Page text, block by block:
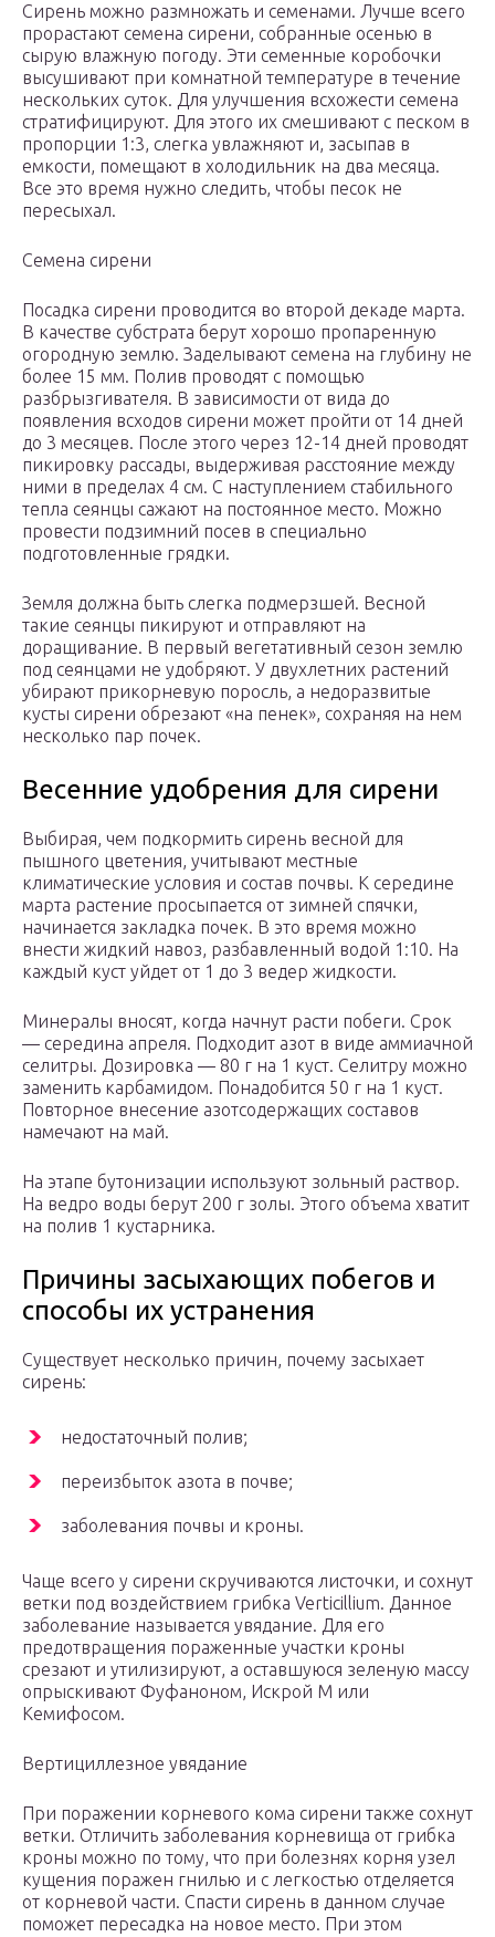
Сирень можно размножать и семенами. Лучше всего
прорастают семена сирени, собранные осенью в
сырую влажную погоду. Эти семенные коробочки
высушивают при комнатной температуре в течение
нескольких суток. Для улучшения всхожести семена
стратифицируют. Для этого их смешивают с песком в
пропорции 1:3, слегка увлажняют и, засыпав в
емкости, помещают в холодильник на два месяца.
Все это время нужно следить, чтобы песок не
пересыхал.
Семена сирени
Посадка сирени проводится во второй декаде марта.
В качестве субстрата берут хорошо пропаренную
огородную землю. Заделывают семена на глубину не
более 15 мм. Полив проводят с помощью
разбрызгивателя. В зависимости от вида до
появления всходов сирени может пройти от 14 дней
до 3 месяцев. После этого через 12-14 дней проводят
пикировку рассады, выдерживая расстояние между
ними в пределах 4 см. С наступлением стабильного
тепла сеянцы сажают на постоянное место. Можно
провести подзимний посев в специально
подготовленные грядки.
Земля должна быть слегка подмерзшей. Весной
такие сеянцы пикируют и отправляют на
доращивание. В первый вегетативный сезон землю
под сеянцами не удобряют. У двухлетних растений
убирают прикорневую поросль, а недоразвитые
кусты сирени обрезают «на пенек», сохраняя на нем
несколько пар почек.
Весенние удобрения для сирени
Выбирая, чем подкормить сирень весной для
пышного цветения, учитывают местные
климатические условия и состав почвы. К середине
марта растение просыпается от зимней спячки,
начинается закладка почек. В это время можно
внести жидкий навоз, разбавленный водой 1:10. На
каждый куст уйдет от 1 до 3 ведер жидкости.
Минералы вносят, когда начнут расти побеги. Срок
— середина апреля. Подходит азот в виде аммиачной
селитры. Дозировка — 80 г на 1 куст. Селитру можно
заменить карбамидом. Понадобится 50 г на 1 куст.
Повторное внесение азотсодержащих составов
намечают на май.
На этапе бутонизации используют зольный раствор.
На ведро воды берут 200 г золы. Этого объема хватит
на полив 1 кустарника.
Причины засыхающих побегов и
способы их устранения
Существует несколько причин, почему засыхает
сирень:
недостаточный полив;
переизбыток азота в почве;
заболевания почвы и кроны.
Чаще всего у сирени скручиваются листочки, и сохнут
ветки под воздействием грибка Verticillium. Данное
заболевание называется увядание. Для его
предотвращения пораженные участки кроны
срезают и утилизируют, а оставшуюся зеленую массу
опрыскивают Фуфаноном, Искрой М или
Кемифосом.
Вертициллезное увядание
При поражении корневого кома сирени также сохнут
ветки. Отличить заболевания корневища от грибка
кроны можно по тому, что при болезнях корня узел
кущения поражен гнилью и с легкостью отделяется
от корневой части. Спасти сирень в данном случае
поможет пересадка на новое место. При этом